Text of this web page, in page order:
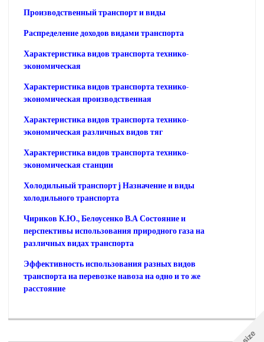
Производственный транспорт и виды
Распределение доходов видами транспорта
Характеристика видов транспорта технико-
экономическая
Характеристика видов транспорта технико-
экономическая производственная
Характеристика видов транспорта технико-
экономическая различных видов тяг
Характеристика видов транспорта технико-
экономическая станции
Холодильный транспорт j Назначение и виды
холодильного транспорта
Чириков К.Ю., Белоусенко В.А Состояние и
перспективы использования природного газа на
различных видах транспорта
Эффективность использования разных видов
транспорта на перевозке навоза на одно и то же
расстояние